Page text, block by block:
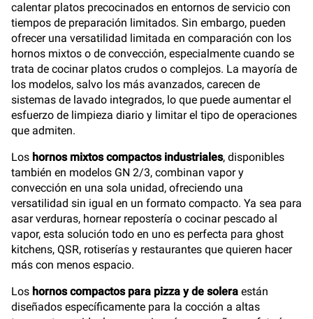
calentar platos precocinados en entornos de servicio con
tiempos de preparación limitados. Sin embargo, pueden
ofrecer una versatilidad limitada en comparación con los
hornos mixtos o de convección, especialmente cuando se
trata de cocinar platos crudos o complejos. La mayoría de
los modelos, salvo los más avanzados, carecen de
sistemas de lavado integrados, lo que puede aumentar el
esfuerzo de limpieza diario y limitar el tipo de operaciones
que admiten.
Los hornos mixtos compactos industriales, disponibles
también en modelos GN 2/3, combinan vapor y
convección en una sola unidad, ofreciendo una
versatilidad sin igual en un formato compacto. Ya sea para
asar verduras, hornear repostería o cocinar pescado al
vapor, esta solución todo en uno es perfecta para ghost
kitchens, QSR, rotiserías y restaurantes que quieren hacer
más con menos espacio.
Los hornos compactos para pizza y de solera están
diseñados específicamente para la cocción a altas